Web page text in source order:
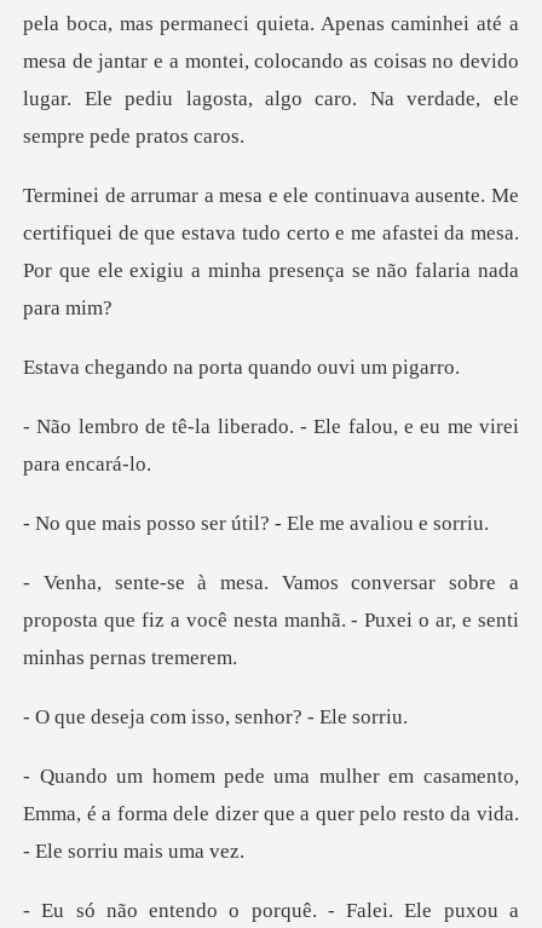
pela boca, mas permaneci quieta. Apenas caminhei até a
mesa de jantar e a montei, coloca
ifiquei de que estava tudo certo e me afastei da mesa.
Por q
na porta quando
berado. - Ele falou, e e
o ser útil? - Ele
bre a
proposta que fiz a você nesta manhã. -
com isso, senho
to,
Emma, é a forma dele dizer que a quer pe
o porquê. - Falei.